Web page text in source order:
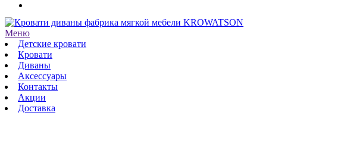
Меню
Детские кровати
Кровати
Диваны
Аксессуары
Контакты
Акции
Доставка